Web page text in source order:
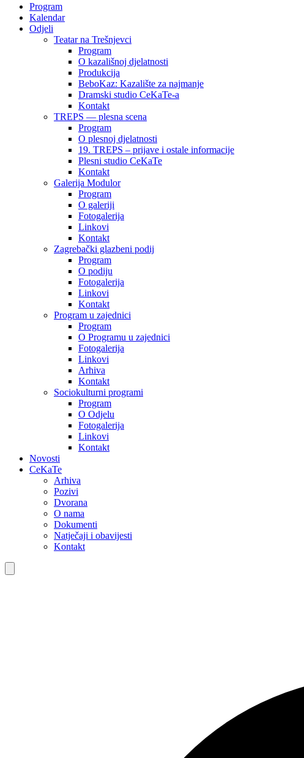
Program
Kalendar
Odjeli
Teatar na Trešnjevci
Program
O kazališnoj djelatnosti
Produkcija
BeboKaz: Kazalište za najmanje
Dramski studio CeKaTe-a
Kontakt
TREPS — plesna scena
Program
O plesnoj djelatnosti
19. TREPS – prijave i ostale informacije
Plesni studio CeKaTe
Kontakt
Galerija Modulor
Program
O galeriji
Fotogalerija
Linkovi
Kontakt
Zagrebački glazbeni podij
Program
O podiju
Fotogalerija
Linkovi
Kontakt
Program u zajednici
Program
O Programu u zajednici
Fotogalerija
Linkovi
Arhiva
Kontakt
Sociokulturni programi
Program
O Odjelu
Fotogalerija
Linkovi
Kontakt
Novosti
CeKaTe
Arhiva
Pozivi
Dvorana
O nama
Dokumenti
Natječaji i obavijesti
Kontakt